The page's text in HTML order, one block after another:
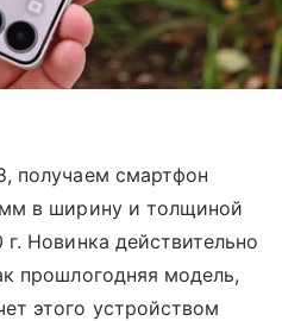
получаем смартфон
в ширину и толщиной
Новинка действительно
прошлогодняя модель,
этого устройством